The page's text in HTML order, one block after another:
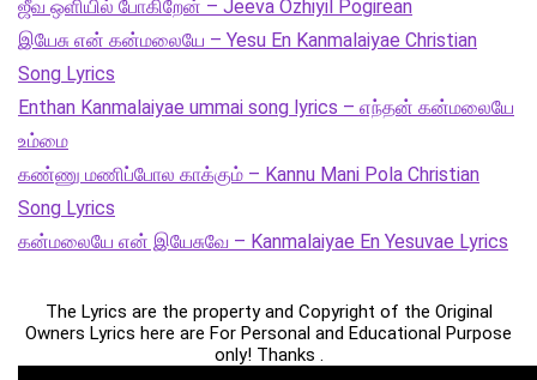
ஜீவ ஒளியில் போகிறேன் – Jeeva Ozhiyil Pogirean
இயேசு என் கன்மலையே – Yesu En Kanmalaiyae Christian
Song Lyrics
Enthan Kanmalaiyae ummai song lyrics – எந்தன் கன்மலையே
உம்மை
கண்ணு மணிப்போல காக்கும் – Kannu Mani Pola Christian
Song Lyrics
கன்மலையே என் இயேசுவே – Kanmalaiyae En Yesuvae Lyrics
The Lyrics are the property and Copyright of the Original
Owners Lyrics here are For Personal and Educational Purpose
only! Thanks .